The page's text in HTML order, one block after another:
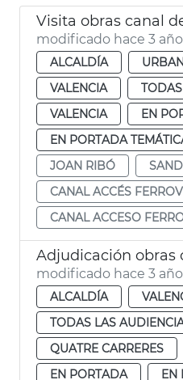
Visita obras canal
modificado hace 3
ALCALDÍA
VALENCIA
VALENCIA
EN
EN PORTADA
JOAN RIBÓ
CANAL ACCÉS
CANAL ACCESO
modificado hace 3
ALCALDÍA
TODAS LAS
QUATRE CARRERES
EN PORTADA
EN